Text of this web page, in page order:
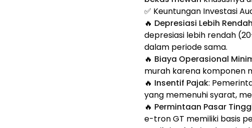
✅ Keuntungan Investasi
🔥 Depresiasi Lebih Rendah
depresiasi lebih rendah
dalam periode sama.
🔥 Biaya Operasional
murah karena komponen
🔥 Insentif Pajak:
yang memenuhi syarat,
🔥 Permintaan Pasar
e-tron GT memiliki basis